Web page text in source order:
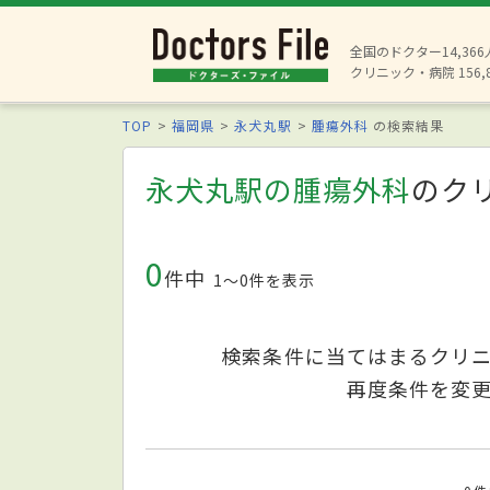
全国のドクター14,366
クリニック・病院
TOP 福岡県 永犬丸駅 腫瘍外科 の検索結果
永犬丸駅の腫瘍外科のク
0件中 1〜0件を表示
検索条件に当てはまるクリ
再度条件を変